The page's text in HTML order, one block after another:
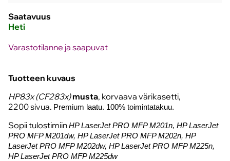
Saatavuus
Heti
Varastotilanne ja saapuvat
Tuotteen kuvaus
HP83x (CF283x) musta, korvaava värikasetti,
2200 sivua. Premium laatu. 100% toimintatakuu.
Sopii tulostimiinHP LaserJet PRO MFP M201n, HP LaserJet
PRO MFP M201dw, HP LaserJet PRO MFP M202n, HP
LaserJet PRO MFP M202dw, HP LaserJet PRO MFP M225n,
HP LaserJet PRO MFP M225dw